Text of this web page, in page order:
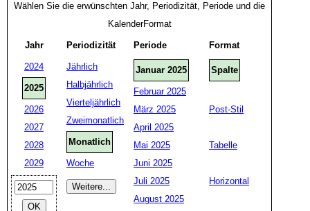
Wählen Sie die erwünschten Jahr, Periodizität, Periode und die
KalenderFormat
Jahr
2024
2025
2026
2027
2028
2029
Periodizität
Jährlich
Halbjährlich
Vierteljährlich
Zweimonatlich
Monatlich
Woche
Periode
Januar 2025
Februar 2025
März 2025
April 2025
Mai 2025
Juni 2025
Juli 2025
August 2025
Format
Spalte
Post-Stil
Tabelle
Horizontal